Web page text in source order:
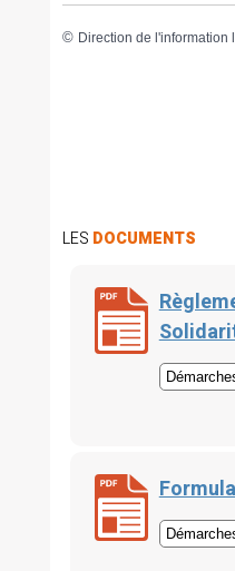
© Direction de l'information
LES DOCUMENTS